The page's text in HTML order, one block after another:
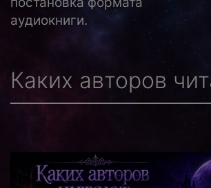
аудиокниги.
Каких авторов